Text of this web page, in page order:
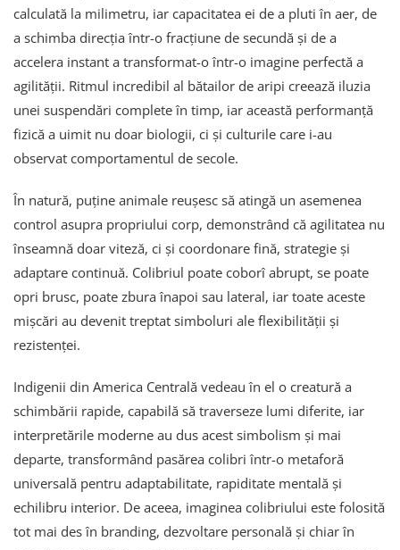
calculată la milimetru, iar capacitatea ei de a pluti în aer, de
a schimba direcția într-o fracțiune de secundă și de a
accelera instant a transformat-o într-o imagine perfectă a
agilității. Ritmul incredibil al bătailor de aripi creează iluzia
unei suspendări complete în timp, iar această performanță
fizică a uimit nu doar biologii, ci și culturile care i-au
observat comportamentul de secole.
În natură, puține animale reușesc să atingă un asemenea
control asupra propriului corp, demonstrând că agilitatea nu
înseamnă doar viteză, ci și coordonare fină, strategie și
adaptare continuă. Colibriul poate coborî abrupt, se poate
opri brusc, poate zbura înapoi sau lateral, iar toate aceste
mișcări au devenit treptat simboluri ale flexibilității și
rezistenței.
Indigenii din America Centrală vedeau în el o creatură a
schimbării rapide, capabilă să traverseze lumi diferite, iar
interpretările moderne au dus acest simbolism și mai
departe, transformând pasărea colibri într-o metaforă
universală pentru adaptabilitate, rapiditate mentală și
echilibru interior. De aceea, imaginea colibriului este folosită
tot mai des în branding, dezvoltare personală și chiar în